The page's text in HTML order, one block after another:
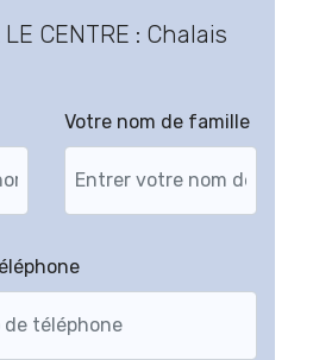
LE CENTRE : Chalais
Votre nom de famille